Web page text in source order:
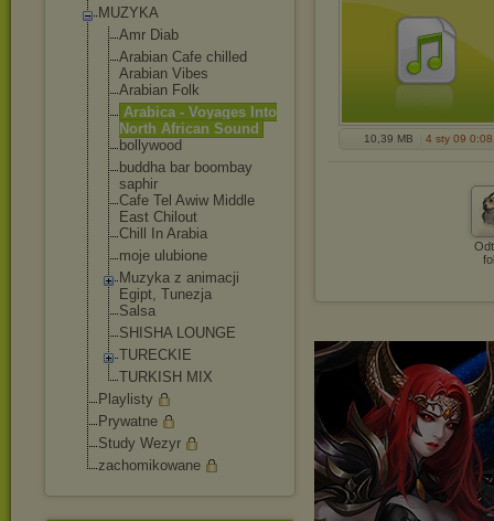
MUZYKA
Amr Diab
Arabian Cafe chilled
Arabian Vibes
Arabian Folk
Arabica - Voyages Into
North African Sound
bollywood
buddha bar boombay
saphir
Cafe Tel Awiw Middle
East Chilout
Chill In Arabia
moje ulubione
Muzyka z animacji
Egipt, Tunezja
Salsa
SHISHA LOUNGE
TURECKIE
TURKISH MIX
Playlisty
Prywatne
Study Wezyr
zachomikowane
10,39 MB 4 sty 09 0:08